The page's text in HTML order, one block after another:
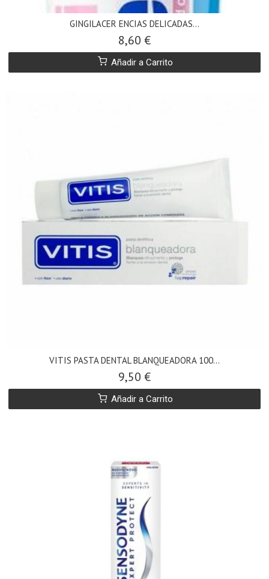
GINGILACER ENCIAS DELICADAS...
8,60 €
Añadir a Carrito
VITIS PASTA DENTAL BLANQUEADORA 100...
9,50 €
Añadir a Carrito